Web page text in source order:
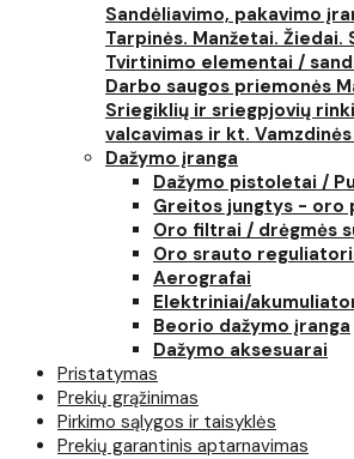
Sandėliavimo, pakavimo
Tarpinės. Manžetai. Žiedai.
Tvirtinimo elementai /
Darbo saugos priemonės
Sriegiklių ir sriegpjovių
valcavimas ir kt.
Dažymo įranga
Dažymo pistoletai /
Greitos jungtys - oro
Oro filtrai / drėgmės
Oro srauto
Aerografai
Elektriniai/
Beorio dažymo įranga
Dažymo aksesuarai
Pristatymas
Prekių grąžinimas
Pirkimo sąlygos ir taisyklės
Prekių garantinis aptarnavimas